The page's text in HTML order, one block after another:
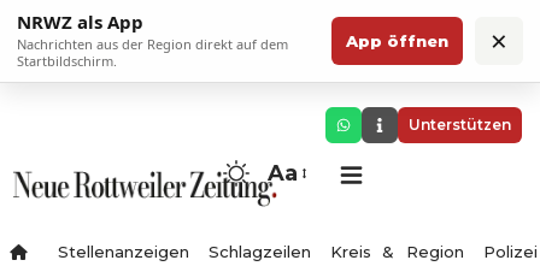
NRWZ als App
Nachrichten aus der Region direkt auf dem
Startbildschirm.
App öffnen ×
Unterstützen
Aa
Stellenanzeigen Schlagzeilen Kreis & Region Polizei